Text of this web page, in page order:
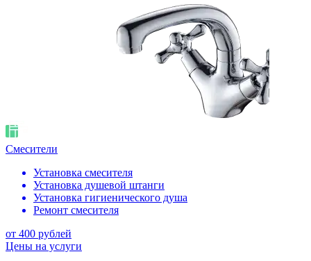
Смесители
Установка смесителя
Установка душевой штанги
Установка гигиенического душа
Ремонт смесителя
от 400 рублей
Цены на услуги